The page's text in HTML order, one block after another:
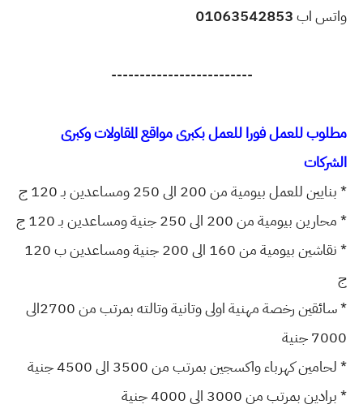
واتس اب01063542853
-------------------------
مطلوب للعمل فورا للعمل بكبرى مواقع المقاولات وكبرى
الشركات
* بنايين للعمل بيومية من 200 الى 250 ومساعدين بـ 120 ج
* محارين بيومية من 200 الى 250 جنية ومساعدين بـ 120 ج
* نقاشين بيومية من 160 الى 200 جنية ومساعدين ب 120
ج
* سائقين رخصة مهنية اولى وتانية وتالته بمرتب من 2700الى
7000 جنية
* لحامين كهرباء واكسجين بمرتب من 3500 الى 4500 جنية
* برادين بمرتب من 3000 الى 4000 جنية